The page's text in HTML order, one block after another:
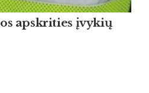
apskrities įvykių